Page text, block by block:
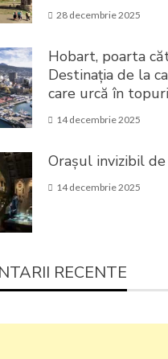
28 decembrie 2025
Hobart, poarta
Destinația de la
care urcă în
14 decembrie 2025
Orașul invizibil
14 decembrie 2025
RECENTE